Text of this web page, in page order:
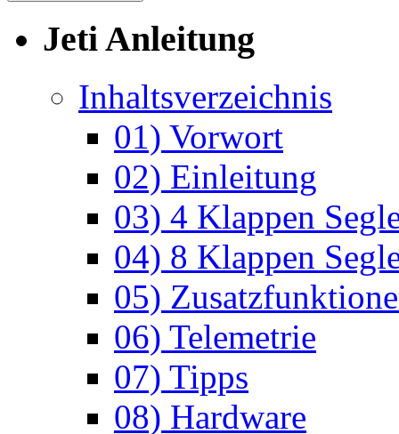
Jeti Anleitung
Inhaltsverzeichnis
01) Vorwort
02) Einleitung
03) 4 Klappen
04) 8 Klappen
05)
06) Telemetrie
07) Tipps
08) Hardware